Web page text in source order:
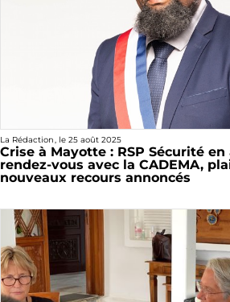
La Rédaction, le 25 août 2025
Crise à Mayotte : RSP Sécurité en
rendez-vous avec la CADEMA,
nouveaux recours annoncés